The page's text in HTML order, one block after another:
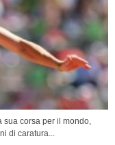
sua corsa per il mondo,
di caratura...